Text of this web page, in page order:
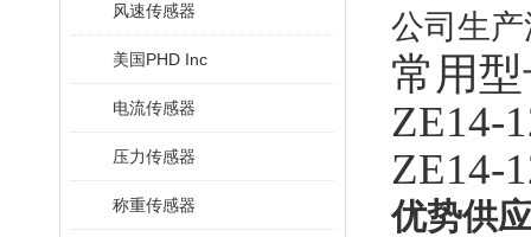
风速传感器
美国PHD Inc
电流传感器
压力传感器
称重传感器
公司生
常用
ZE14-
ZE14-
优势供